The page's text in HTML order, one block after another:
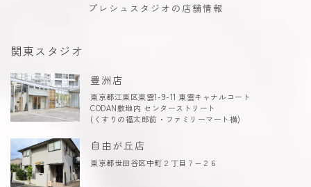
プレシュスタジオの店舗情報
関東スタジオ
豊洲店
東京都江東区東雲1-9-11 東雲キャナルコート
CODAN敷地内 センターストリート
(くすりの福太郎前・ファミリーマート横)
自由が丘店
東京都世田谷区中町２丁目７−２６